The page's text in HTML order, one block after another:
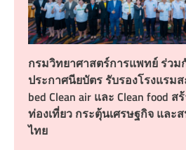
กรมวิทยาศาสตร์การแพทย์ ร่ว
ประกาศนียบัตร รับรองโรงแรมส
bed Clean air และ Clean food
ท่องเที่ยว กระตุ้นเศรษฐกิจ และ
ไทย